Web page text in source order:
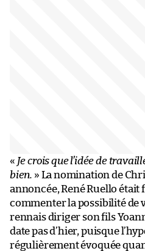
« Je crois que l’idée de
bien. » La nomination de
annoncée, René Ruello était
commenter la possibilité de
rennais diriger son fils
date pas d’hier, puisque
régulièrement évoquée